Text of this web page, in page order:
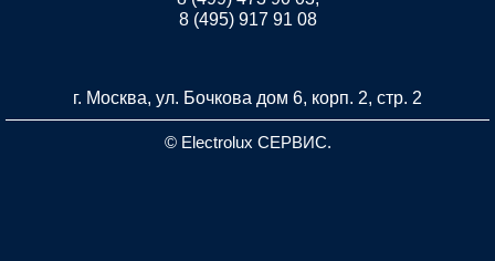
8 (495) 917 91 08
г. Москва, ул. Бочкова дом 6, корп. 2, стр. 2
© Electrolux СЕРВИС.